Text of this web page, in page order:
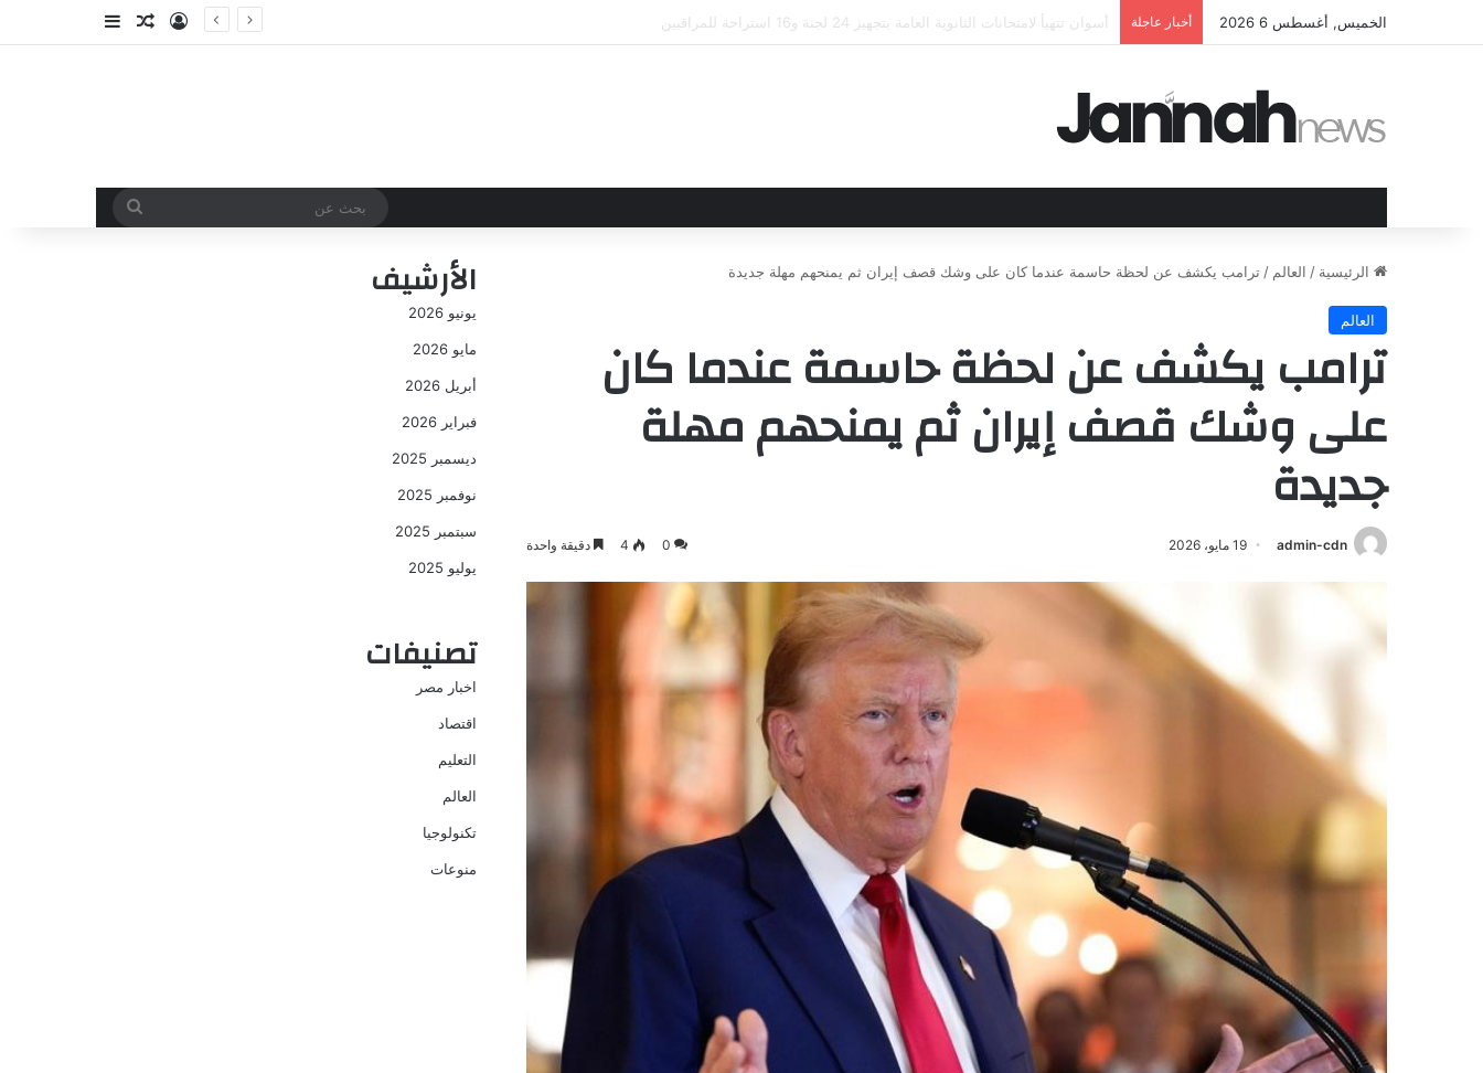
الخميس, أغسطس 6 2026 أخبار عاجلة الهند وقبرص تعززان علاقاتهما من خلال تأسيس شراكة استراتيجية جديدة تسجيل الدخول
مقال عشوائي
إضافة عمود
بحث
الرئيسية / العالم / ترامب يكشف عن لحظة حاسمة عندما كان على وشك قصف إيران ثم يمنحهم مهلة جديدة
العالم
ترامب يكشف عن لحظة حاسمة عندما كان
على وشك قصف إيران ثم يمنحهم مهلة
جديدة
admin-cdn 19 مايو، 2026 0
4 دقيقة واحدة
الأرشيف
يونيو 2026
مايو 2026
أبريل 2026
فبراير 2026
ديسمبر 2025
نوفمبر 2025
سبتمبر 2025
يوليو 2025
تصنيفات
اخبار مصر
اقتصاد
التعليم
العالم
تكنولوجيا
منوعات